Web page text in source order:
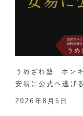
うめざわ塾 ホン
安易に公式へ逃げ
2026年8月5日